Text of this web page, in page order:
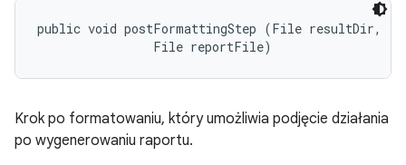
public void postFormattingStep (File resultDir,
                File reportFile)
Krok po formatowaniu, który umożliwia podjęcie działania
po wygenerowaniu raportu.